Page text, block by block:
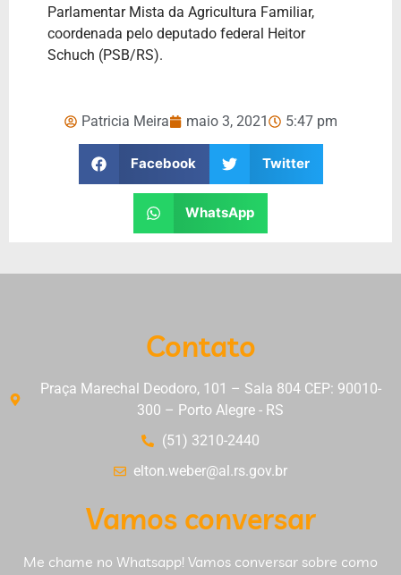
Parlamentar Mista da Agricultura Familiar,
coordenada pelo deputado federal Heitor
Schuch (PSB/RS).
Patricia Meira maio 3, 2021 5:47 pm
Facebook Twitter
WhatsApp
Contato
Praça Marechal Deodoro, 101 – Sala 804 CEP: 90010-
300 – Porto Alegre - RS
(51) 3210-2440
elton.weber@al.rs.gov.br
Vamos conversar
Me chame no Whatsapp! Vamos conversar sobre como